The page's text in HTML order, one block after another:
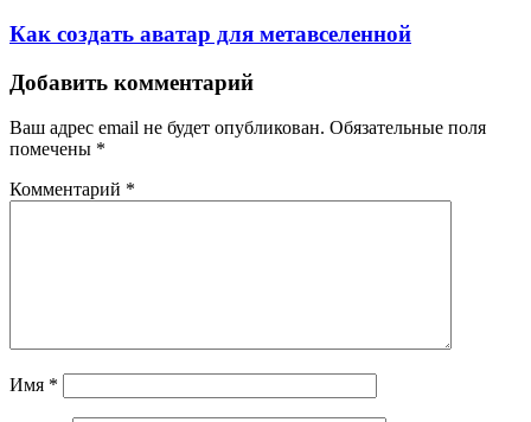
Как создать аватар для метавселенной
Добавить комментарий
Ваш адрес email не будет опубликован. Обязательные поля
помечены *
Комментарий *
Имя *